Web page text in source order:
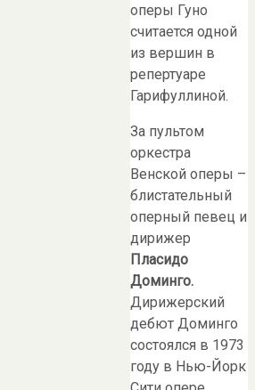
оперы Гуно
считается одной
из вершин в
репертуаре
Гарифуллиной.
За пультом
оркестра
Венской оперы –
блистательный
оперный певец и
дирижер
Пласидо
Доминго.
Дирижерский
дебют Доминго
состоялся в 1973
году в Нью-Йорк